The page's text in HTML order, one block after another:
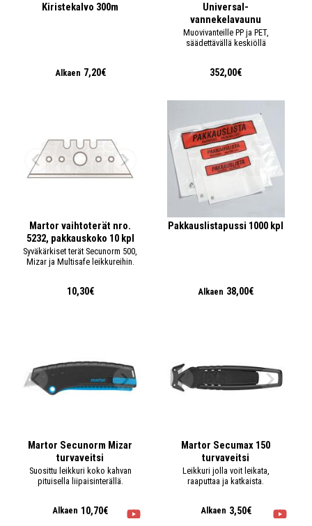
Kiristekalvo 300m
Alkaen 7,20€
Universal-
vannekelavaunu
Muovivanteille PP ja PET,
säädettävällä keskiöllä
352,00€
Martor vaihtoterät nro.
5232, pakkauskoko 10 kpl
Syväkärkiset terät Secunorm 500,
Mizar ja Multisafe leikkureihin.
10,30€
Pakkauslistapussi 1000 kpl
Alkaen 38,00€
Martor Secunorm Mizar
turvaveitsi
Suosittu leikkuri koko kahvan
pituisella liipaisinterällä.
Alkaen 10,70€
Martor Secumax 150
turvaveitsi
Leikkuri jolla voit leikata,
raaputtaa ja katkaista.
Alkaen 3,50€